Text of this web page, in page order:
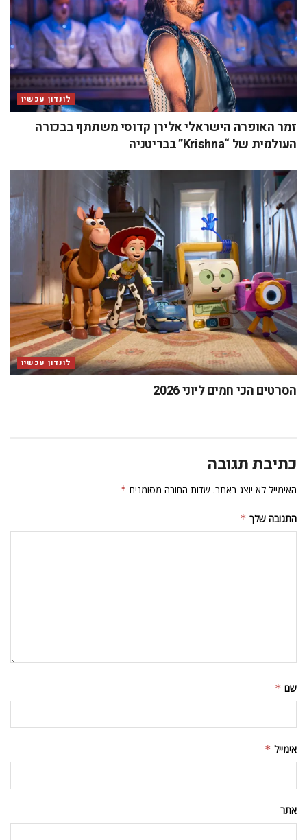
לונדון עכשיו
זמר האופרה הישראלי אלירן קדוסי משתתף בבכורה
העולמית של “Krishna” בבריטניה
לונדון עכשיו
הסרטים הכי חמים ליוני 2026
כתיבת תגובה
האימייל לא יוצג באתר. שדות החובה מסומנים *
התגובה שלך *
שם *
אימייל *
אתר